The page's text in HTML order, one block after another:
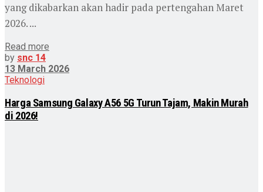
yang dikabarkan akan hadir pada pertengahan Maret
2026. ...
Read more
by snc 14
13 March 2026
Teknologi
Harga Samsung Galaxy A56 5G Turun Tajam, Makin Murah
di 2026!